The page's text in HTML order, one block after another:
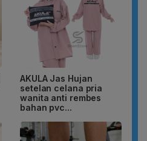
AKULA Jas Hujan
setelan celana pria
wanita anti rembes
bahan pvc...